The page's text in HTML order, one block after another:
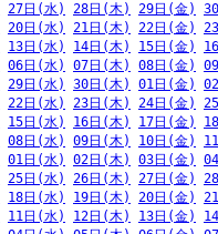
27日(水) 28日(木) 29日(金)
20日(水) 21日(木) 22日(金)
13日(水) 14日(木) 15日(金)
06日(水) 07日(木) 08日(金)
29日(水) 30日(木) 01日(金)
22日(水) 23日(木) 24日(金)
15日(水) 16日(木) 17日(金)
08日(水) 09日(木) 10日(金)
01日(水) 02日(木) 03日(金)
25日(水) 26日(木) 27日(金)
18日(水) 19日(木) 20日(金)
11日(水) 12日(木) 13日(金)